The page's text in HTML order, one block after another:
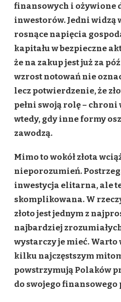
finansowych i ożywione
inwestorów. Jedni widzą
rosnące napięcia
kapitału w bezpieczne
że na zakup jest już za
wzrost notowań nie
lecz potwierdzenie, że
pełni swoją rolę –
wtedy, gdy inne formy
zawodzą.
Mimo to wokół złota
nieporozumień.
inwestycja elitarna, ale
skomplikowana. W
złoto jest jednym z
najbardziej
wystarczy je mieć. Warto
kilku najczęstszym
powstrzymują Polaków
do swojego finansowego